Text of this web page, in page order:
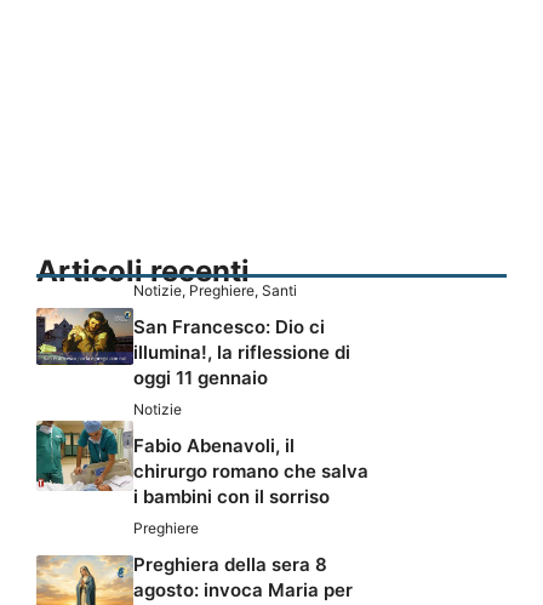
Articoli recenti
Notizie, Preghiere, Santi
San Francesco: Dio ci
illumina!, la riflessione di
oggi 11 gennaio
Notizie
Fabio Abenavoli, il
chirurgo romano che salva
i bambini con il sorriso
Preghiere
Preghiera della sera 8
agosto: invoca Maria per